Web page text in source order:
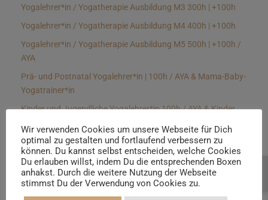
Yogalehrer*in / Yogatherapie Ausbildung M3 300h | +100h
Yogalehrer*in / Yogatherapie Ausbildung M4 400h | +100h
Yogalehrer*in / Yogatherapie Ausbildung M5 500h | +100h /
AYA
Prä- und Postnatal Yogalehrer*in | 100h / AYA & Mama-Baby-
Yogatrainer*in
Kinder und Jugendliche Yogalehrer*in 100h / AYA & Kinder
Yin Yogalehrer*in | 100 h & Faszientrainer*in
Hormon Yogalehrer*in / Yogatherapeut*in &
Stressmanagementtrainer*in | 70h
Wir verwenden Cookies um unsere Webseite für Dich
optimal zu gestalten und fortlaufend verbessern zu
können. Du kannst selbst entscheiden, welche Cookies
Du erlauben willst, indem Du die entsprechenden Boxen
anhakst. Durch die weitere Nutzung der Webseite
stimmst Du der Verwendung von Cookies zu.
Beratung buchen